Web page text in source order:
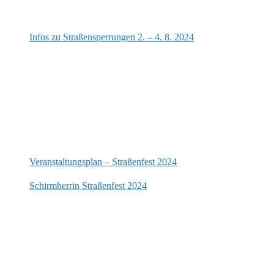
Infos zu Straßensperrungen 2. – 4. 8. 2024
Veranstaltungsplan – Straßenfest 2024
Schirmherrin Straßenfest 2024